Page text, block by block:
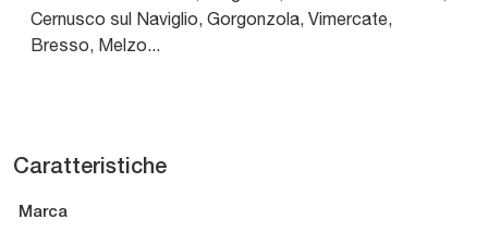
Cernusco sul Naviglio, Gorgonzola, Vimercate,
Bresso, Melzo...
Caratteristiche
Marca